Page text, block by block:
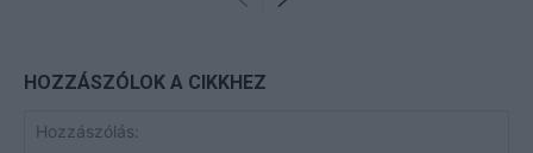
HOZZÁSZÓLOK A CIKKHEZ